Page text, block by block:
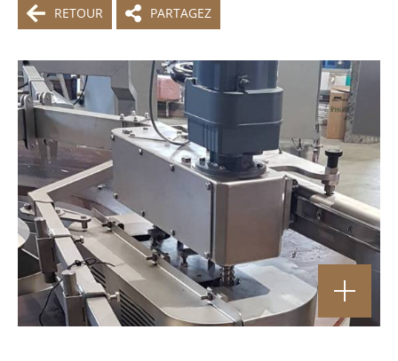
RETOUR PARTAGEZ